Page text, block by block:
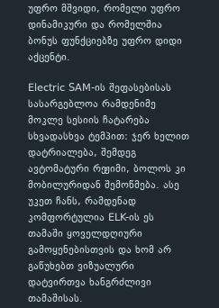
უფრო მშვიდი, რომელი უფრო
დინამიკური და რომელშია
ბონუს ფუნქციებზე უფრო დიდი
აქცენტი.
Electric SAM-ის შეფასებისას
სასარგებლოა რამდენიმე
მოკლე სესიის ჩატარება
სხვადასხვა ტემპით: ჯერ ხელით
დატრიალება, შემდეგ
ავტომატური რეჟიმი, ბოლოს კი
მობილურიდან შემოწმება. ასე
უკეთ ჩანს, რამდენად
კომფორტულია ELK-ის ეს
თამაში ყოველდღიური
გამოყენებისთვის და ხომ არ
გაწუხებთ ვიზუალური
დატვირთვა ხანგრძლივი
თამაშისას.